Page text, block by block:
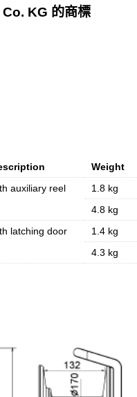
KG 的商標
Weight
auxiliary reel
1.8 kg
4.8 kg
latching door
1.4 kg
4.3 kg